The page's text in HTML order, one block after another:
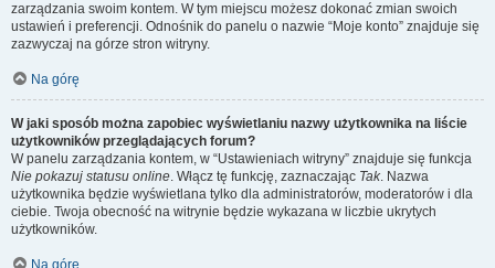
zarządzania swoim kontem. W tym miejscu możesz dokonać zmian swoich
ustawień i preferencji. Odnośnik do panelu o nazwie “Moje konto” znajduje się
zazwyczaj na górze stron witryny.
Na górę
W jaki sposób można zapobiec wyświetlaniu nazwy użytkownika na liście
użytkowników przeglądających forum?
W panelu zarządzania kontem, w “Ustawieniach witryny” znajduje się funkcja
Nie pokazuj statusu online. Włącz tę funkcję, zaznaczając Tak. Nazwa
użytkownika będzie wyświetlana tylko dla administratorów, moderatorów i dla
ciebie. Twoja obecność na witrynie będzie wykazana w liczbie ukrytych
użytkowników.
Na górę